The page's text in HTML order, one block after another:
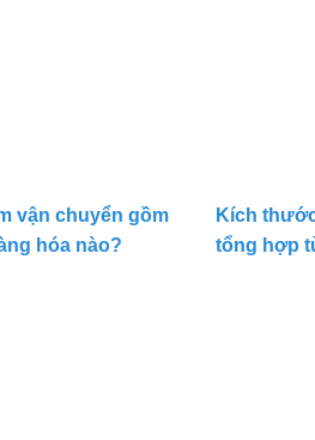
vận chuyển gồm
hóa nào?
Kích
tổng hợp